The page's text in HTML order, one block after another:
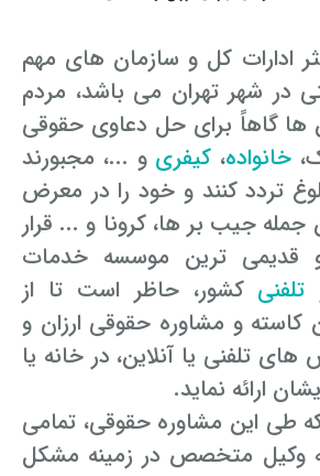
و فیلم اشخاص
جرم هک
در بازی های آنلاین
لواط
در مدرسه
امنیتی داخلی و خارجی
به قتل
به صدمه
جرم کشف حجاب
جرم توهین به مقدسات مذهبی
در ماه رمضان
مذهبی
به مقدسات (ساب النبی)
به از کار افتادن عضو
تعمیر ماهواره
بدون مجوز
رشا و ارتشا
خودکشی
محیط زیست
واتساپی
دعوی حقوقی (غیر مالی)
دعوی حقوقی (مالی)
مواد مخدر
ازدواج با مرد بهتر
عده طلاق بائن خلعی
طلاق
طلاق
رایگان
ادارات کل و سازمان های مهم
در شهر تهران می باشد، مردم
ها گاهاً برای حل دعاوی حقوقی
خانواده، کیفری و ...، مجبورند
تردد کنند و خود را در معرض
جیب بر ها، کرونا و ... قرار
قدیمی ترین موسسه خدمات
تلفنی کشور، حاظر است تا از
کاسته و مشاوره حقوقی ارزان و
تلفنی یا آنلاین، در خانه یا
ارائه نماید.
طی این مشاوره حقوقی، تمامی
وکیل متخصص در زمینه مشکل